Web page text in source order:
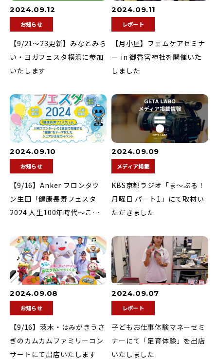
2024.09.12
お知らせ
【9/21〜23更新】みなとみら
い・ヨガフェスタ横浜に参加
いたします
2024.09.11
レポート
【月小屋】フェムケアセミナ
ー in 御香宮神社を開催いた
しました
2024.09.10
お知らせ
【9/16】Anker フロンタウ
ン生田「健康長寿フェスタ
2024 人生100年時代～ここ
に参加いたします
2024.09.09
メディア掲載
KBS京都ラジオ「ま～ぶる！
月曜日 パート1」にて取材い
ただきました
2024.09.08
お知らせ
【9/16】茨木・はみがきうさ
ぎのカムカムファミリーコン
サートにて出店いたします
2024.09.07
レポート
子どもお仕事体験マネーセミ
ナーにて「足育体験」を出店
いたしました